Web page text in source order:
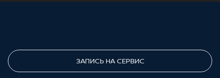
ЗАПИСЬ НА СЕРВИС